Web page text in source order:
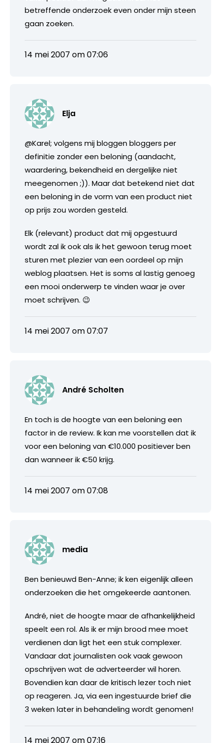
betreffende onderzoek even onder mijn steen
gaan zoeken.
14 mei 2007 om 07:06
Elja
@Karel; volgens mij bloggen bloggers per
definitie zonder een beloning (aandacht,
waardering, bekendheid en dergelijke niet
meegenomen ;)). Maar dat betekend niet dat
een beloning in de vorm van een product niet
op prijs zou worden gesteld.
Elk (relevant) product dat mij opgestuurd
wordt zal ik ook als ik het gewoon terug moet
sturen met plezier van een oordeel op mijn
weblog plaatsen. Het is soms al lastig genoeg
een mooi onderwerp te vinden waar je over
moet schrijven. 😉
14 mei 2007 om 07:07
André Scholten
En toch is de hoogte van een beloning een
factor in de review. Ik kan me voorstellen dat ik
voor een beloning van €10.000 positiever ben
dan wanneer ik €50 krijg.
14 mei 2007 om 07:08
media
Ben benieuwd Ben-Anne; ik ken eigenlijk alleen
onderzoeken die het omgekeerde aantonen.
André, niet de hoogte maar de afhankelijkheid
speelt een rol. Als ik er mijn brood mee moet
verdienen dan ligt het een stuk complexer.
Vandaar dat journalisten ook vaak gewoon
opschrijven wat de adverteerder wil horen.
Bovendien kan daar de kritisch lezer toch niet
op reageren. Ja, via een ingestuurde brief die
3 weken later in behandeling wordt genomen!
14 mei 2007 om 07:16